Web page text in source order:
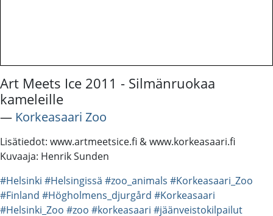
Art Meets Ice 2011 - Silmänruokaa
kameleille
― Korkeasaari Zoo
Lisätiedot: www.artmeetsice.fi & www.korkeasaari.fi
Kuvaaja: Henrik Sunden
#Helsinki #Helsingissä #zoo_animals #Korkeasaari_Zoo
#Finland #Högholmens_djurgård #Korkeasaari
#Helsinki_Zoo #zoo #korkeasaari #jäänveistokilpailut